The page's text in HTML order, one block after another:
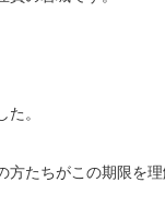
。
たちがこの期限を